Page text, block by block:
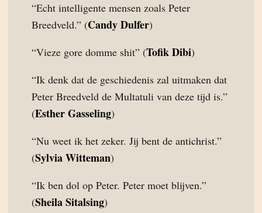
“Echt intelligente mensen zoals Peter
Breedveld.” (Candy Dulfer)
“Vieze gore domme shit” (Tofik Dibi)
“Ik denk dat de geschiedenis zal uitmaken dat
Peter Breedveld de Multatuli van deze tijd is.”
(Esther Gasseling)
“Nu weet ik het zeker. Jij bent de antichrist.”
(Sylvia Witteman)
“Ik ben dol op Peter. Peter moet blijven.”
(Sheila Sitalsing)